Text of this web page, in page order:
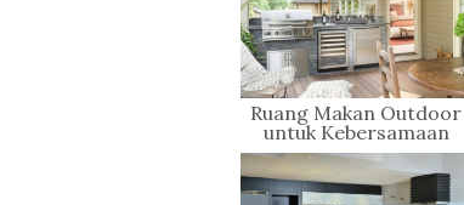
Ruang Makan Outdoor
untuk Kebersamaan
Keluarga